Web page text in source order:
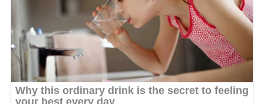
De son côté, l’Union des bâtisseurs d’Oligui Nguema,
nouvelle formation présidentielle, s’est fixé pour
objectif de décrocher la majorité des élus. Face à ces
poids lourds, Éric Otsetse devra déployer une stratégie
de campagne agressive et innovante pour espérer tirer
son épingle du jeu.